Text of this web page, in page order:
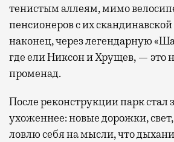
тенистым аллеям, мимо
пенсионеров с их
наконец, через легендарную
где ели Никсон и Хрущев, — это
променад.
После реконструкции парк стал
ухоженнее: новые дорожки,
ловлю себя на мысли, что